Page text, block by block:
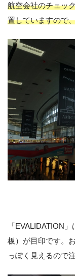
航空会社のチェッ
置していますので
「EVALIDATION
板）が目印です。
っぽく見えるので